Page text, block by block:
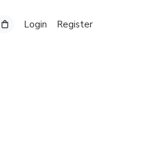
Login Register